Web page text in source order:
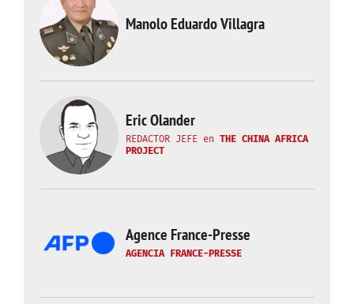
Manolo Eduardo Villagra
Eric Olander
REDACTOR JEFE en THE CHINA AFRICA
PROJECT
Agence France-Presse
AGENCIA FRANCE-PRESSE